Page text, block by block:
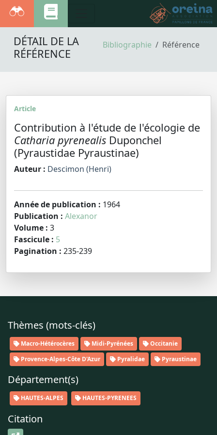
Bibliographie Référence
DÉTAIL DE LA
RÉFÉRENCE
Article
Contribution à l'étude de l'écologie de
Catharia pyrenealis Duponchel
(Pyraustidae Pyraustinae)
Auteur : Descimon (Henri)
Année de publication : 1964
Publication : Alexanor
Volume : 3
Fascicule : 5
Pagination : 235-239
Thèmes (mots-clés)
Macro-Hétérocères Midi-Pyrénées
Occitanie
Provence-Alpes-Côte D'Azur
Pyralidae Pyraustinae
Département(s)
HAUTES-ALPES HAUTES-PYRENEES
Citation